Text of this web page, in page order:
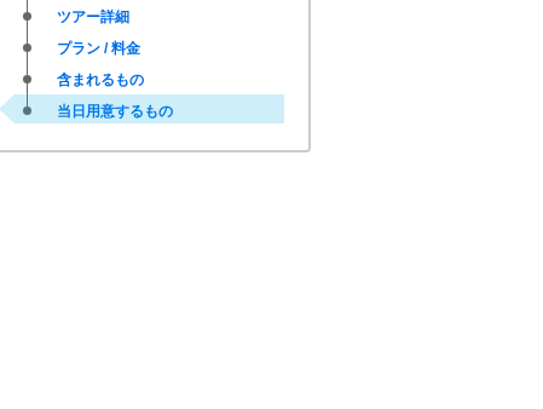
ツアー詳細
プラン / 料金
含まれるもの
当日用意するもの